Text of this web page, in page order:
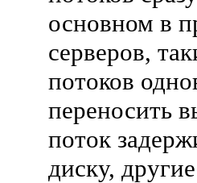
основном в
серверов,
потоков
переносить
поток
диску,